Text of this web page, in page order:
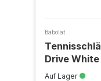
Babolat
Drive
Auf Lager